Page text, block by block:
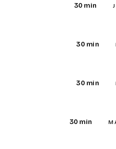
30 min
30 min
30 min
30 min